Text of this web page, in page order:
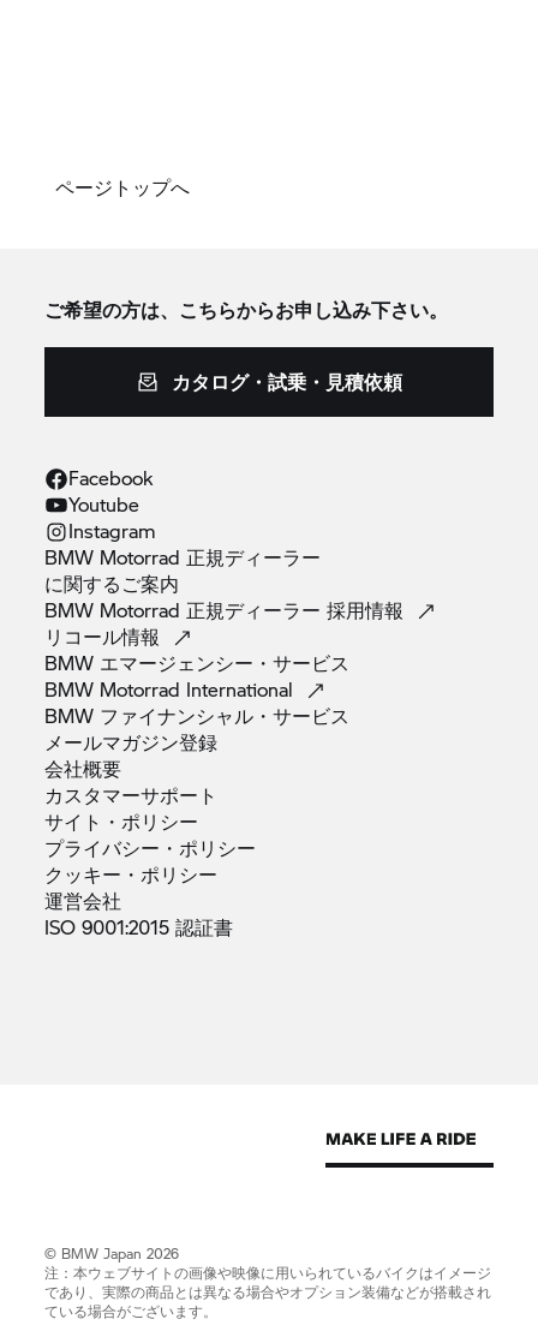
ページトップへ
ご希望の方は、こちらからお申し込み下さい。
カタログ・試乗・見積依頼
Facebook
Youtube
Instagram
BMW Motorrad 正規ディーラー
に関するご案内
BMW Motorrad 正規ディーラー採用情報
リコール情報
BMW エマージェンシー・サービス
BMW Motorrad International
BMW ファイナンシャル・サービス
メールマガジン登録
会社概要
カスタマーサポート
サイト・ポリシー
プライバシー・ポリシー
クッキー・ポリシー
運営会社
ISO 9001:2015認証書
© BMW Japan 2026
注：本ウェブサイトの画像や映像に用いられているバイクはイメージ
であり、実際の商品とは異なる場合やオプション装備などが搭載され
ている場合がございます。